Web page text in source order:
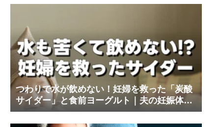
つわりで水が飲めない！妊婦を救った「炭酸
サイダー」と食前ヨーグルト｜夫の妊娠体験
記⑨